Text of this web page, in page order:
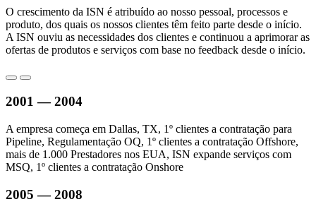
O crescimento da ISN é atribuído ao nosso pessoal, processos e
produto, dos quais os nossos clientes têm feito parte desde o início.
A ISN ouviu as necessidades dos clientes e continuou a aprimorar as
ofertas de produtos e serviços com base no feedback desde o início.
2001 — 2004
A empresa começa em Dallas, TX, 1º clientes a contratação para
Pipeline, Regulamentação OQ, 1º clientes a contratação Offshore,
mais de 1.000 Prestadores nos EUA, ISN expande serviços com
MSQ, 1º clientes a contratação Onshore
2005 — 2008